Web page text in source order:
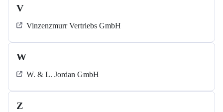
V
Vinzenzmurr Vertriebs GmbH
W
W. & L. Jordan GmbH
Z